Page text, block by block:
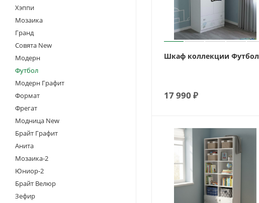
Хэппи
Мозаика
Гранд
Совята New
Модерн
Футбол
Модерн Графит
Формат
Фрегат
Модница New
Брайт Графит
Анита
Мозаика-2
Юниор-2
Брайт Велюр
Зефир
Шкаф коллекции Футбол
17 990 ₽